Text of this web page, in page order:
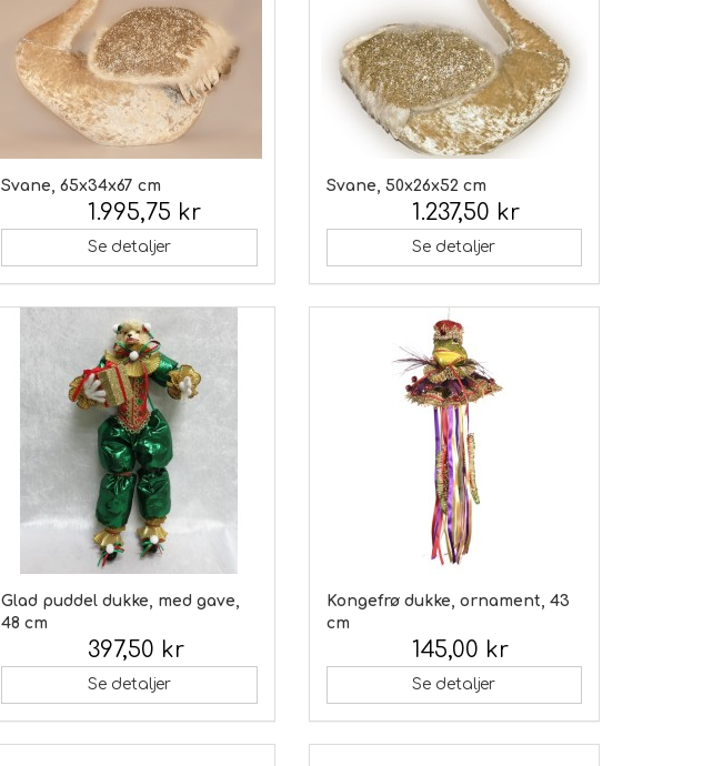
Svane, 65x34x67 cm
1.995,75 kr
Se detaljer
Svane, 50x26x52 cm
1.237,50 kr
Se detaljer
Glad puddel dukke, med gave,
48 cm
397,50 kr
Se detaljer
Kongefrø dukke, ornament, 43
cm
145,00 kr
Se detaljer